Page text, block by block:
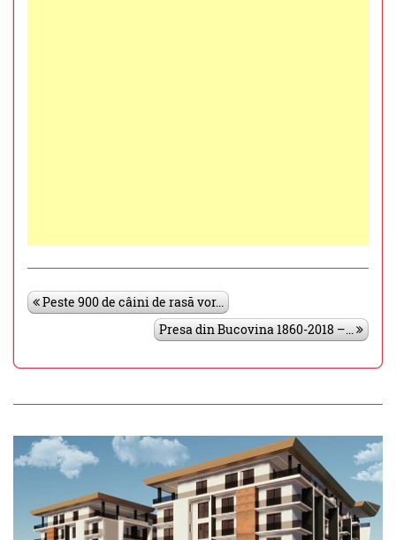
Peste 900 de câini de rasă vor...
Presa din Bucovina 1860-2018 –...